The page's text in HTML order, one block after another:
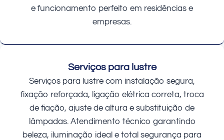
e funcionamento perfeito em residências e
empresas.
Serviços para lustre
Serviços para lustre com instalação segura,
fixação reforçada, ligação elétrica correta, troca
de fiação, ajuste de altura e substituição de
lâmpadas. Atendimento técnico garantindo
beleza, iluminação ideal e total segurança para